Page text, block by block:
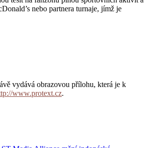
nebo partnera turnaje, jímž je
vydává obrazovou přílohu, která je k
www.protext.cz.